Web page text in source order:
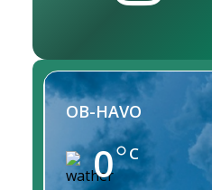
OB-HAVO
0 C